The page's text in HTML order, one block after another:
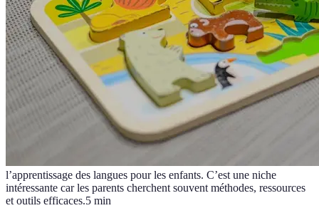
l’apprentissage des langues pour les enfants. C’est une niche
intéressante car les parents cherchent souvent méthodes, ressources
et outils efficaces.5 min